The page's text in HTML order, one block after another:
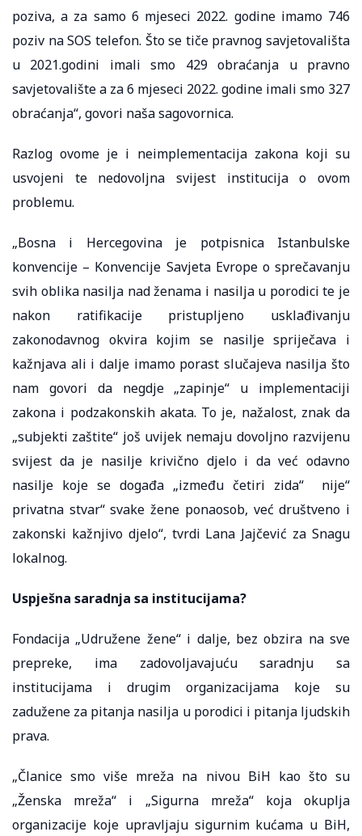
poziva, a za samo 6 mjeseci 2022. godine imamo 746
poziv na SOS telefon. Što se tiče pravnog savjetovališta
u 2021.godini imali smo 429 obraćanja u pravno
savjetovalište a za 6 mjeseci 2022. godine imali smo 327
obraćanja“, govori naša sagovornica.
Razlog ovome je i neimplementacija zakona koji su
usvojeni te nedovoljna svijest institucija o ovom
problemu.
„Bosna i Hercegovina je potpisnica Istanbulske
konvencije – Konvencije Savjeta Evrope o sprečavanju
svih oblika nasilja nad ženama i nasilja u porodici te je
nakon ratifikacije pristupljeno usklađivanju
zakonodavnog okvira kojim se nasilje spriječava i
kažnjava ali i dalje imamo porast slučajeva nasilja što
nam govori da negdje „zapinje“ u implementaciji
zakona i podzakonskih akata. To je, nažalost, znak da
„subjekti zaštite“ još uvijek nemaju dovoljno razvijenu
svijest da je nasilje krivično djelo i da već odavno
nasilje koje se događa „između četiri zida“ nije“
privatna stvar“ svake žene ponaosob, već društveno i
zakonski kažnjivo djelo“, tvrdi Lana Jajčević za Snagu
lokalnog.
Uspješna saradnja sa institucijama?
Fondacija „Udružene žene“ i dalje, bez obzira na sve
prepreke, ima zadovoljavajuću saradnju sa
institucijama i drugim organizacijama koje su
zadužene za pitanja nasilja u porodici i pitanja ljudskih
prava.
„Članice smo više mreža na nivou BiH kao što su
„Ženska mreža“ i „Sigurna mreža“ koja okuplja
organizacije koje upravljaju sigurnim kućama u BiH,